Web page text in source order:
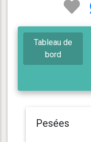
Tableau de
bord
Pesées